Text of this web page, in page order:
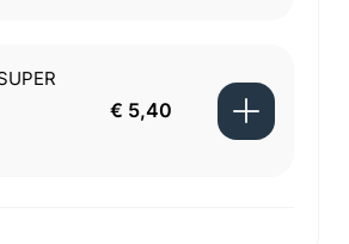
€ 5,40